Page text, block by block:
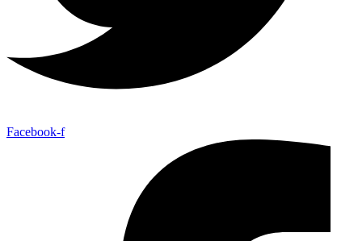
Facebook-f